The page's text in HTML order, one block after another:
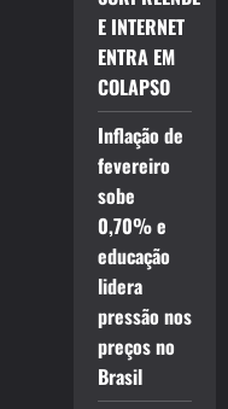
E INTERNET
ENTRA EM
COLAPSO
Inflação de
fevereiro
sobe
0,70% e
educação
lidera
pressão nos
preços no
Brasil